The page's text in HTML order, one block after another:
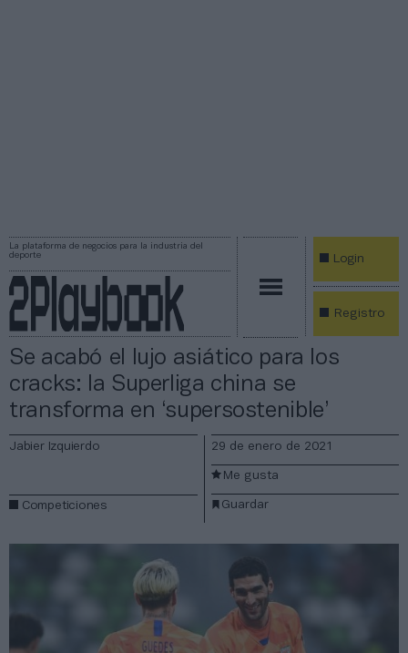
La plataforma de negocios para la industria del
deporte
Login
Registro
Se acabó el lujo asiático para los
cracks: la Superliga china se
transforma en ‘supersostenible’
Jabier Izquierdo
Competiciones
29 de enero de 2021
Guardar
Me gusta